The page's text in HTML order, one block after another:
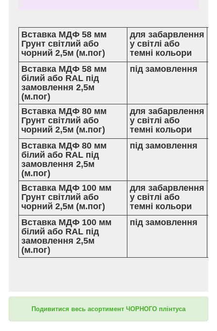
Вставка МДФ 58 мм
Грунт світлий або
чорний 2,5м (м.пог)
для забарвлення
у світлі або
темні кольори
Вставка МДФ 58 мм
білий або RAL під
замовлення 2,5м
(м.пог)
під замовлення
Вставка МДФ 80 мм
Грунт світлий або
чорний 2,5м (м.пог)
для забарвлення
у світлі або
темні кольори
Вставка МДФ 80 мм
білий або RAL під
замовлення 2,5м
(м.пог)
під замовлення
Вставка МДФ 100 мм
Грунт світлий або
чорний 2,5м (м.пог)
для забарвлення
у світлі або
темні кольори
Вставка МДФ 100 мм
білий або RAL під
замовлення 2,5м
(м.пог)
під замовлення
Подивитися весь асортимент ЧОРНОГО плінтуса